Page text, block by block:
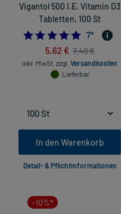
Vigantol 500 I.E. Vitamin D3
Tabletten, 100 St
5.0
7*
5,62 € 7,49 €
inkl. MwSt. zzgl. Versandkosten
Lieferbar
In den Warenkorb
Detail- & Pflichtinformationen
-10%*